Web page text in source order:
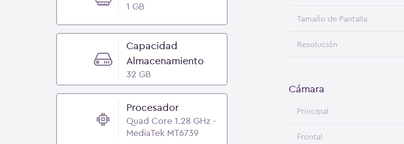
1 GB
Capacidad
Almacenamiento
32 GB
Procesador
Quad Core 1.28 GHz -
MediaTek MT6739
Tamaño de Pantalla
Resolución
Cámara
Principal
Frontal